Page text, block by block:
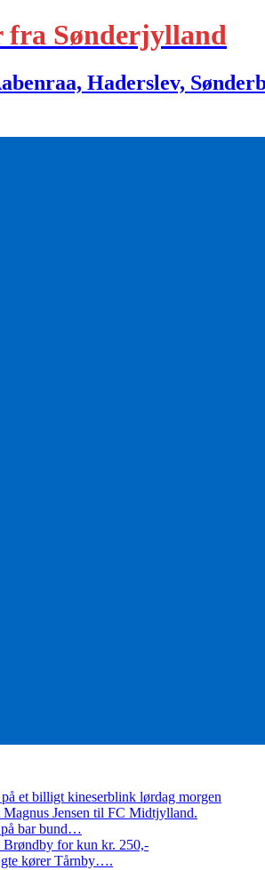
fra Sønderjylland
Haderslev,
et billigt kineserblink lørdag morgen
Jensen til FC Midtjylland.
på bar bund…
Brøndby for kun kr. 250,-
kører Tårnby….